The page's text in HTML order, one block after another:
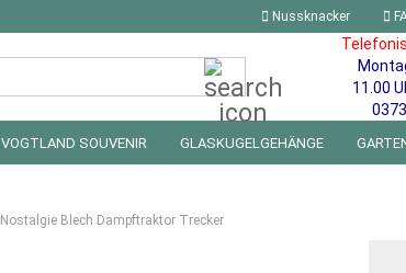
Nussknacker
11.00
VOGTLAND SOUVENIR GLASKUGELGEHÄNGE
Nostalgie Blech Dampftraktor Trecker